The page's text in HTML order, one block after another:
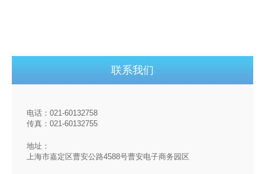
联系我们
电话：021-60132758
传真：021-60132755
地址：
上海市嘉定区曹安公路4588号曹安电子商务园区